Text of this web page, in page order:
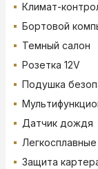
Климат-
Бортовой
Темный салон
Розетка 12V
Подушка
Датчик дождя
Защита